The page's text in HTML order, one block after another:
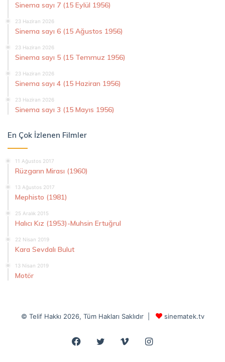
Sinema sayı 7 (15 Eylül 1956)
23 Haziran 2026
Sinema sayı 6 (15 Ağustos 1956)
23 Haziran 2026
Sinema sayı 5 (15 Temmuz 1956)
23 Haziran 2026
Sinema sayı 4 (15 Haziran 1956)
23 Haziran 2026
Sinema sayı 3 (15 Mayıs 1956)
En Çok İzlenen Filmler
11 Ağustos 2017
Rüzgarın Mirası (1960)
13 Ağustos 2017
Mephisto (1981)
25 Aralık 2015
Halıcı Kız (1953)-Muhsin Ertuğrul
22 Nisan 2019
Kara Sevdalı Bulut
13 Nisan 2019
Motör
© Telif Hakkı 2026, Tüm Hakları Saklıdır | sinematek.tv
Facebook
Twitter VimeoInstagram